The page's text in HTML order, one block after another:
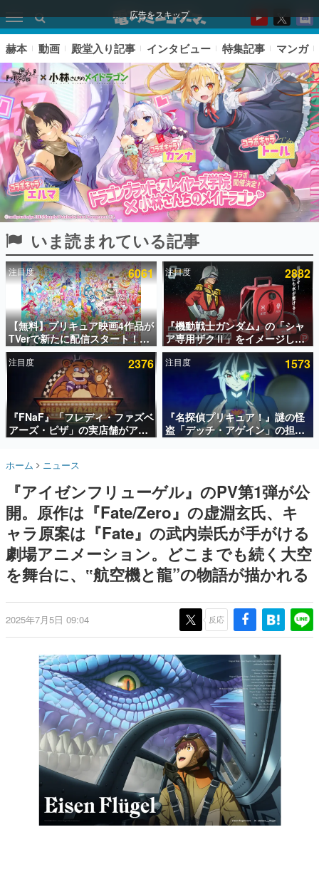
広告をスキップ
ピックアップ
電ファミのいま読まれている記事ランキング
アプリセール情報
インタビュー
連載・特集一覧
殿堂入り記事
SNS拡散数が数千以上！ ページビュー数万以上！ などな
ど。多くの人々に読まれた、電ファミ渾身の“殿堂入り”記
事をまとめました。
名作ゲームクリエイターの方々に製作時のエピソードをお
きます。
赫本
この物語を解いてはいけない。『赫本』は、〈試験問題〉
の形をした短編ホラー小説集です。
新世代に訊く
これからのデジタルゲーム市場を担う若きクリエイター達
ゲーム世代の作家たち
ゲームに多大な影響を受けた作家さんに取材し、ゲームが
画です。
日本モバイルゲーム産業史
日本のモバイルゲーム史における主要なトピック・タイト
ルを網羅するほか、開発者へのインタビューや識者による
解説を掲載。約20年の歴史が一望できる決定版！
若ゲのいたり〜ゲームクリエイターの青春〜
『うつヌケ』『ペンと箸』等で知られるマンガ家・田中圭
一先生によるゲーム業界レポートマンガです。
なんでゲームは面白い？
ゲーム開発者・hamatsu氏がゲームの魅力を画面や操作の
具体的な形から解き明かしていく、硬派で骨太な評論連載
赫本 動画 殿堂入り記事 インタビュー 特集記事 マンガ
いま読まれている記事
注目度 6061
【無料】プリキュア映画4作品が
TVerで新たに配信スタート！な
んと2018年～2024年の映画ほぼ
すべてが見放題に、ぶっちゃけ
ありえないラインナップ
注目度 2882
『機動戦士ガンダム』の「シャ
ア専用ザクⅡ」をイメージした
散水ホースリールが予約開始。
本体にはシャアのパーソナルマ
ークやジオン公国軍のエンブレ
ム、型式番号などを配置
注目度 2376
『FNaF』「フレディ・ファズベ
アーズ・ピザ」の実店舗がアメ
リカの商業施設「American
ScottGamesとの共同開発、食
没入型のホラー体験も楽しめる
注目度 1573
『名探偵プリキュア！』謎の怪
盗「デッチ・アゲイン」の担当
キャストは天﨑滉平さんと判
ホーム ニュース
『アイゼンフリューゲル』のPV第1弾が公
開。原作は『Fate/Zero』の虚淵玄氏、キ
ャラ原案は『Fate』の武内崇氏が手がける
劇場アニメーション。どこまでも続く大空
を舞台に、‟航空機と龍”の物語が描かれる
2025年7月5日 09:04 反応